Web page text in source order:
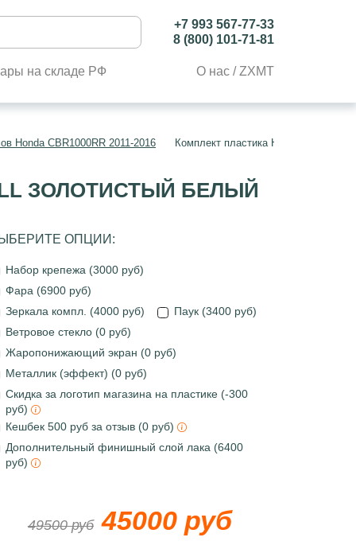
+7 993 567-77-33
8 (800) 101-71-81
на складе РФ О нас / ZXMT
Honda CBR1000RR 2011-2016 Комплект пластика Honda
ЗОЛОТИСТЫЙ БЕЛЫЙ
ОПЦИИ:
Набор крепежа (3000 руб)
Фара (6900 руб)
Зеркала компл. (4000 руб)
Паук (3400 руб)
Ветровое стекло (0 руб)
Жаропонижающий экран (0 руб)
Металлик (эффект) (0 руб)
Скидка за логотип магазина на пластике (-300
руб)
Кешбек 500 руб за отзыв (0 руб)
Дополнительный финишный слой лака (6400
руб)
49500 руб 45000 руб